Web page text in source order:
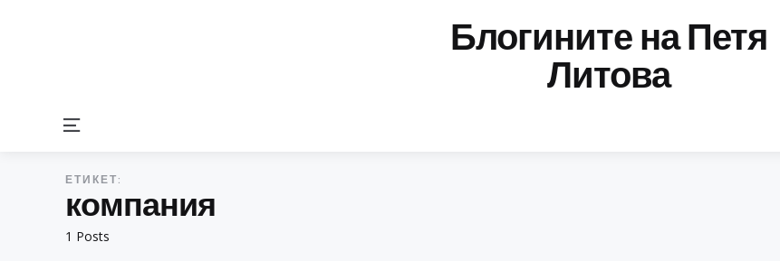
Блогините на Петя
Литова
Menu
1 Posts
ЕТИКЕТ:
компания